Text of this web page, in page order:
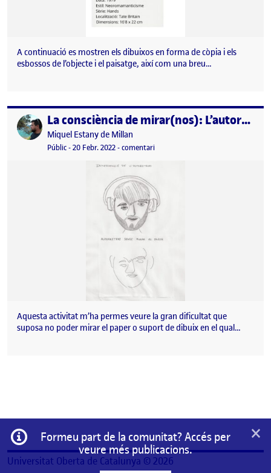
A continuació es mostren els dibuixos en forma de còpia i els
esbossos de l’objecte i el paisatge, així com una breu…
Publicat per La consciència de mirar(nos): L’autorretrat
Publicat per
Miquel Estany de Millan
Visibilitat:
Públic-Data de publicació
20 Febr. 2022-comentariel La consciència de mirar(nos):
Aquesta activitat m’ha permes veure la gran dificultat que
suposa no poder mirar el paper o suport de dibuix en el qual…
Informació
Formeu part de la comunitat? Accés per
veure més publicacions.
×
Universitat Oberta de Catalunya © 2026